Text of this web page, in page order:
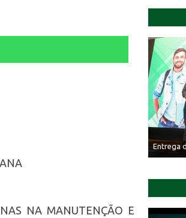
Entrega
NA MANUTENÇÃO E